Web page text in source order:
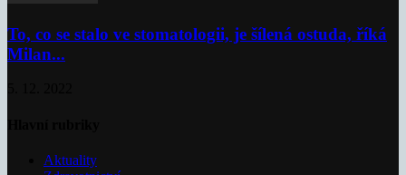
To, co se stalo ve stomatologii, je šílená ostuda, říká
Milan...
Aktuality